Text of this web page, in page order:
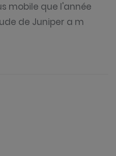
mobile que l'année
de Juniper a m